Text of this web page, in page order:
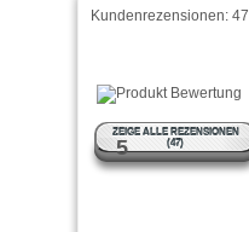
Kundenrezensionen: 47
5
ZEIGE ALLE REZENSIONEN
(47)